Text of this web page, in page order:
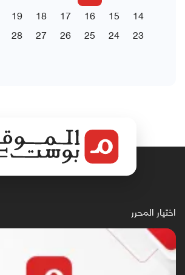
14
15
16
17
18
19
23
24
25
26
27
28
اختيار المحرر